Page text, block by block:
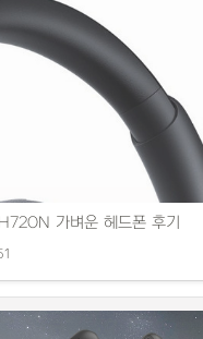
능과 활용도를 상세히 소개합니다.
가벼운 헤드폰 후기